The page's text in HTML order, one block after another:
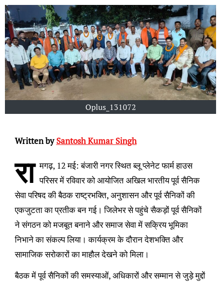
Oplus_131072
Written by Santosh Kumar Singh
रा मगढ़, 12 मई: बंजारी नगर स्थित ब्लू प्लेनेट फार्म हाउस
परिसर में रविवार को आयोजित अखिल भारतीय पूर्व सैनिक
सेवा परिषद की बैठक राष्ट्रभक्ति, अनुशासन और पूर्व सैनिकों की
एकजुटता का प्रतीक बन गई। जिलेभर से पहुंचे सैकड़ों पूर्व सैनिकों
ने संगठन को मजबूत बनाने और समाज सेवा में सक्रिय भूमिका
निभाने का संकल्प लिया। कार्यक्रम के दौरान देशभक्ति और
सामाजिक सरोकारों का माहौल देखने को मिला।
बैठक में पूर्व सैनिकों की समस्याओं, अधिकारों और सम्मान से जुड़े मुद्दों